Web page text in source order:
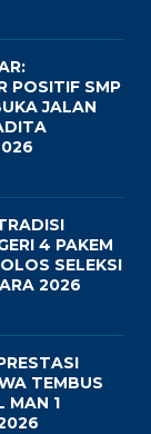
POSITIF SMP
JALAN
4 PAKEM
SELEKSI
2026
TEMBUS
MAN 1